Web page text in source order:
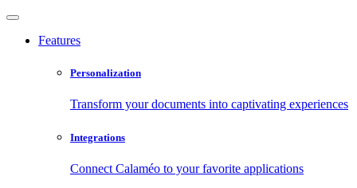
Features
Personalization
Transform your documents into captivating experiences
Integrations
Connect Calaméo to your favorite applications